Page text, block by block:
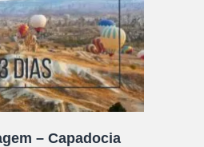
– Capadocia